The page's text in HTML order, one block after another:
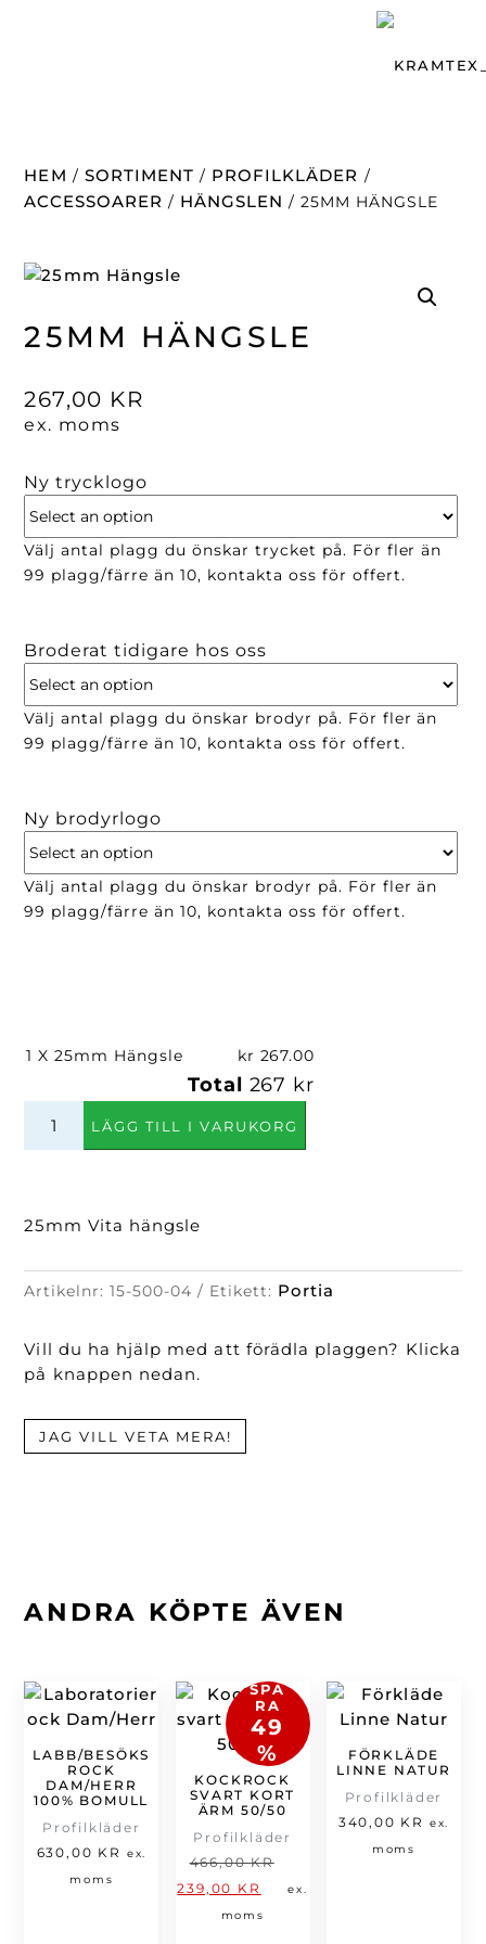
HEM / SORTIMENT / PROFILKLÄDER /
ACCESSOARER / HÄNGSLEN / 25MM HÄNGSLE
25MM HÄNGSLE
25mm Vita hängsle
Artikelnr:15-500-04 Etikett: Portia
267,00 KR
ex. moms
Ny trycklogo
Välj antal plagg du önskar trycket på. För fler än
99 plagg/färre än 10, kontakta oss för offert.
Broderat tidigare hos oss
Välj antal plagg du önskar brodyr på. För fler än
99 plagg/färre än 10, kontakta oss för offert.
Ny brodyrlogo
Välj antal plagg du önskar brodyr på. För fler än
99 plagg/färre än 10, kontakta oss för offert.
1 X 25mm Hängsle kr 267.00
Total 267 kr
Hängsle
LÄGG TILL I VARUKORG
Vill du ha hjälp med att förädla plaggen? Klicka
på knappen nedan.
JAG VILL VETA MERA!
ANDRA KÖPTE ÄVEN
LABB/BESÖKS
ROCK
DAM/HERR
100% BOMULL
Profilkläder
630,00 KR
ex.
moms
SPA
RA
49
%
KOCKROCK
SVART KORT
ÄRM 50/50
Profilkläder
466,00KR
ursprungliga
239,00 KR
Det
ex.
moms
FÖRKLÄDE
LINNE NATUR
Profilkläder
340,00 KR
ex.
moms